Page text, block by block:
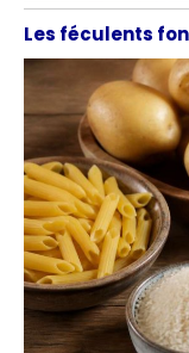
Les féculents